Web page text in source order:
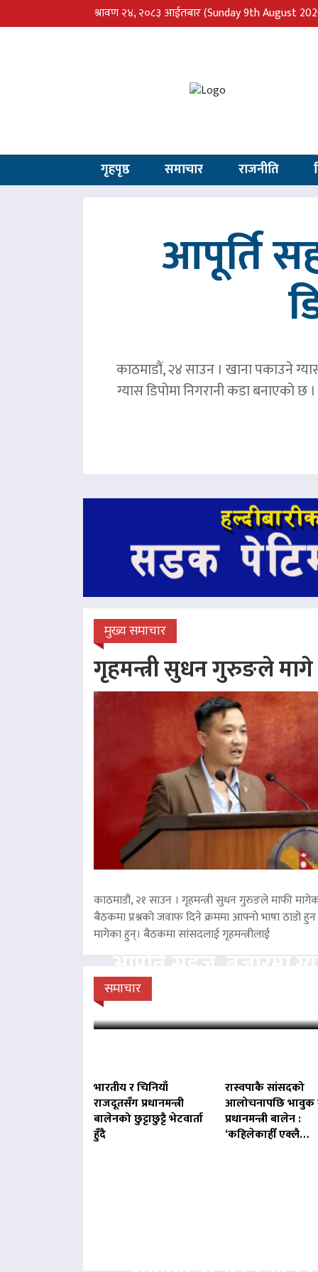
श्रावण २४, २०८३ आईतबार(Sunday 9th August
गृहपृष्ठ समाचार राजनीति
आपूर्ति
काठमाडौं, २४ साउन । खाना पकाउने
ग्यास डिपोमा निगरानी कडा बनाएको छ
मुख्य समाचार
गृहमन्त्री सुधन गुरुङले
काठमाडौं, २१ साउन । गृहमन्त्री सुधन गुरुङले माफी
बैठकमा प्रश्नको जवाफ दिने क्रममा आफ्नो भाषा ठाडो
मागेका हुन्। बैठकमा सांसदलाई गृहमन्त्रीलाई
समाचार
भारतीय र चिनियाँ
राजदूतसँग प्रधानमन्त्री
बालेनको छुट्टाछुट्टै भेटवार्ता
हुँदै
रास्वपाकै सांसदको
आलोचनापछि भावुक
प्रधानमन्त्री बालेन :
‘कहिलेकाहीँ एक्लै…